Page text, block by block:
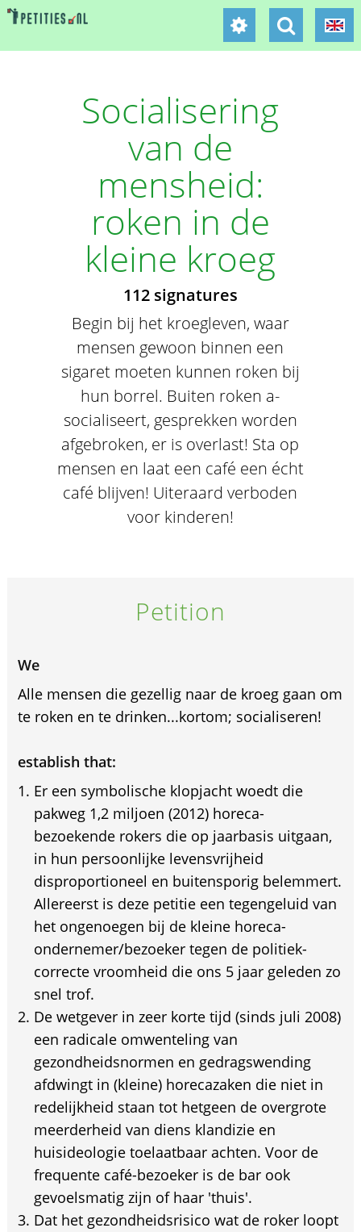
Socialisering
van de
mensheid:
roken in de
kleine kroeg
112 signatures
Begin bij het kroegleven, waar
mensen gewoon binnen een
sigaret moeten kunnen roken bij
hun borrel. Buiten roken a-
socialiseert, gesprekken worden
afgebroken, er is overlast! Sta op
mensen en laat een café een écht
café blijven! Uiteraard verboden
voor kinderen!
Petition
We
Alle mensen die gezellig naar de kroeg gaan om
te roken en te drinken...kortom; socialiseren!
establish that:
Er een symbolische klopjacht woedt die
pakweg 1,2 miljoen (2012) horeca-
bezoekende rokers die op jaarbasis uitgaan,
in hun persoonlijke levensvrijheid
disproportioneel en buitensporig belemmert.
Allereerst is deze petitie een tegengeluid van
het ongenoegen bij de kleine horeca-
ondernemer/bezoeker tegen de politiek-
correcte vroomheid die ons 5 jaar geleden zo
snel trof.
De wetgever in zeer korte tijd (sinds juli 2008)
een radicale omwenteling van
gezondheidsnormen en gedragswending
afdwingt in (kleine) horecazaken die niet in
redelijkheid staan tot hetgeen de overgrote
meerderheid van diens klandizie en
huisideologie toelaatbaar achten. Voor de
frequente café-bezoeker is de bar ook
gevoelsmatig zijn of haar 'thuis'.
Dat het gezondheidsrisico wat de roker loopt